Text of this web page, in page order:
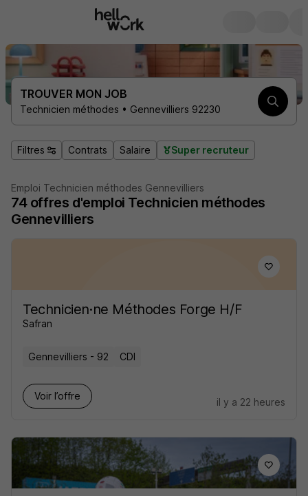
TROUVER MON JOB
Technicien méthodes • Gennevilliers 92230
Filtres Contrats Salaire Super recruteur
Emploi Technicien méthodes Gennevilliers
74 offres d'emploi Technicien méthodes
Gennevilliers
Technicien·ne Méthodes Forge H/F
Safran
Gennevilliers - 92 CDI
Voir l’offre
il y a 22 heures